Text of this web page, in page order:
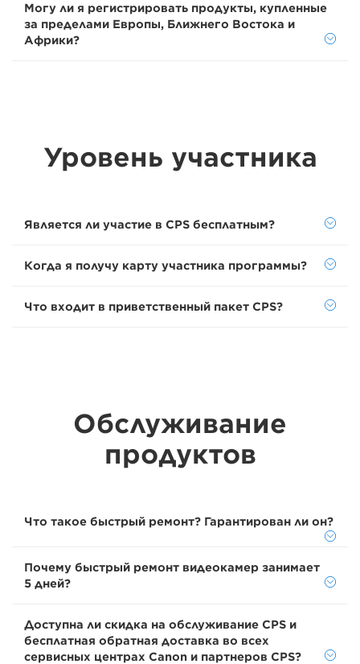
Могу ли я регистрировать продукты, купленные
за пределами Европы, Ближнего Востока и
Африки?
Уровень участника
Является ли участие в CPS бесплатным?
Когда я получу карту участника программы?
Что входит в приветственный пакет CPS?
Обслуживание
продуктов
Что такое быстрый ремонт? Гарантирован ли он?
Почему быстрый ремонт видеокамер занимает
5 дней?
Доступна ли скидка на обслуживание CPS и
бесплатная обратная доставка во всех
сервисных центрах Canon и партнеров CPS?